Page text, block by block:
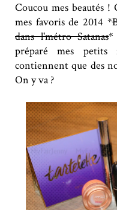
Coucou mes beautés
mes favoris de 2014 *
dans l'métro Satanas*
préparé mes
contiennent que des
On y va ?